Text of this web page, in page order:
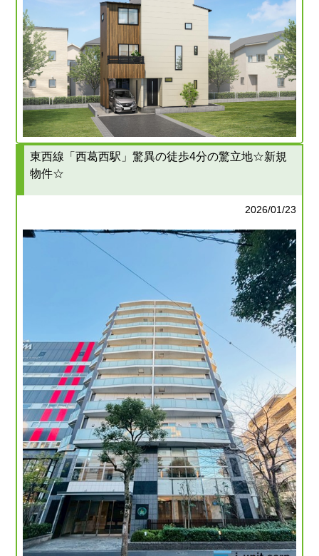
東西線「西葛西駅」驚異の徒歩4分の驚立地☆新規
物件☆
2026/01/23